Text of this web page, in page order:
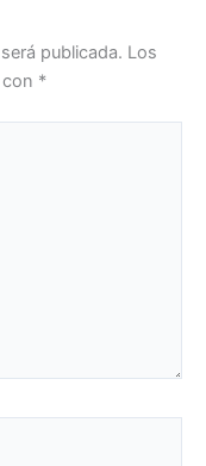
publicada. Los
*